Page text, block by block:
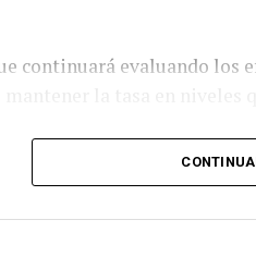
continuará evaluando los